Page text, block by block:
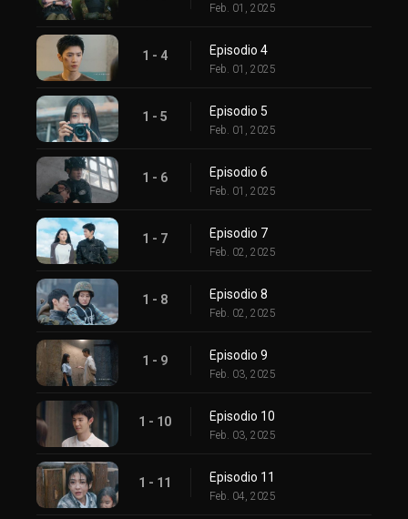
Feb. 01, 2025
1 - 4 Episodio 4
Feb. 01, 2025
1 - 5 Episodio 5
Feb. 01, 2025
1 - 6 Episodio 6
Feb. 01, 2025
1 - 7 Episodio 7
Feb. 02, 2025
1 - 8 Episodio 8
Feb. 02, 2025
1 - 9 Episodio 9
Feb. 03, 2025
1 - 10 Episodio 10
Feb. 03, 2025
1 - 11 Episodio 11
Feb. 04, 2025